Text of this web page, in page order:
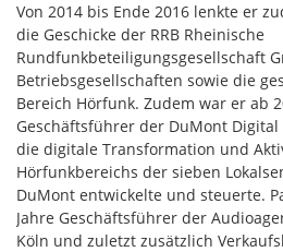
Von 2014 bis Ende 2016 lenkte er
die Geschicke der RRB Rheinische
Rundfunkbeteiligungsgesellschaft
Betriebsgesellschaften sowie die
Bereich Hörfunk. Zudem war er ab
Geschäftsführer der DuMont Digital
die digitale Transformation und
Hörfunkbereichs der sieben
DuMont entwickelte und steuerte.
Jahre Geschäftsführer der
Köln und zuletzt zusätzlich